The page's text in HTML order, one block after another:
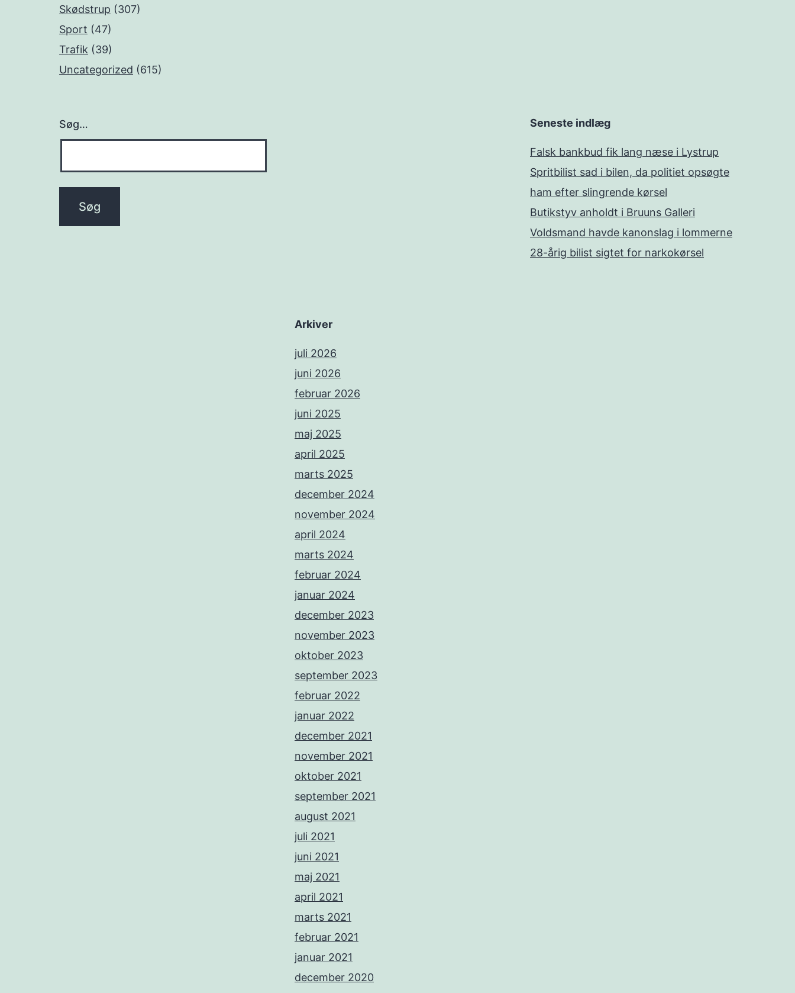
Skødstrup (307)
Sport (47)
Trafik (39)
Uncategorized (615)
Søg… Seneste indlæg
Falsk bankbud fik lang næse i Lystrup
Spritbilist sad i bilen, da politiet opsøgte
ham efter slingrende kørsel
Butikstyv anholdt i Bruuns Galleri
Voldsmand havde kanonslag i lommerne
28-årig bilist sigtet for narkokørsel
Arkiver
juli 2026
juni 2026
februar 2026
juni 2025
maj 2025
april 2025
marts 2025
december 2024
november 2024
april 2024
marts 2024
februar 2024
januar 2024
december 2023
november 2023
oktober 2023
september 2023
februar 2022
januar 2022
december 2021
november 2021
oktober 2021
september 2021
august 2021
juli 2021
juni 2021
maj 2021
april 2021
marts 2021
februar 2021
januar 2021
december 2020